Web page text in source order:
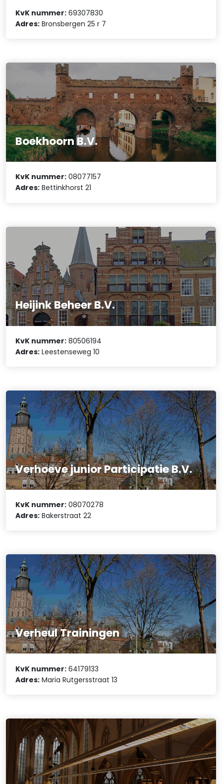
KvK nummer: 69307830
Adres: Bronsbergen 25 r 7
Boekhoorn B.V.
KvK nummer: 08077157
Adres: Bettinkhorst 21
Heijink Beheer B.V.
KvK nummer: 80506194
Adres: Leestenseweg 10
Verhoeve junior Participatie B.V.
KvK nummer: 08070278
Adres: Bakerstraat 22
Verheul Trainingen
KvK nummer: 64179133
Adres: Maria Rutgersstraat 13